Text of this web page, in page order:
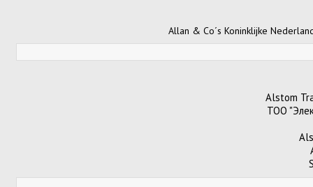
Allan & Co´s Koninklijke
Alstom
ТОО